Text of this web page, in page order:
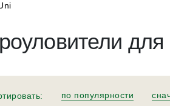
для
по популярности